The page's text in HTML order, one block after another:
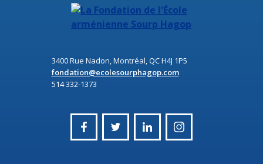
3400 Rue Nadon, Montréal, QC H4J 1P5
fondation@ecolesourphagop.com
514 332-1373